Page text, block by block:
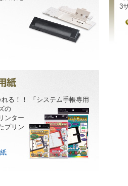
3
る！！ 「システム手帳専用
の
ンター
プリン